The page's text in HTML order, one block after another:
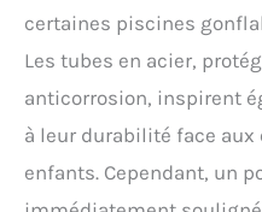
certaines piscines
Les tubes en acier,
anticorrosion, inspirent
à leur durabilité face
enfants. Cependant, un